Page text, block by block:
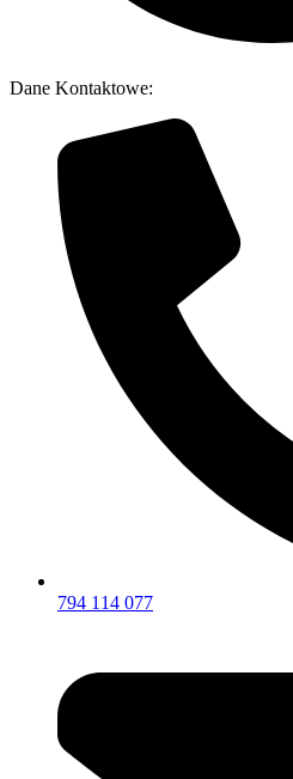
Dane Kontaktowe:
794 114 077